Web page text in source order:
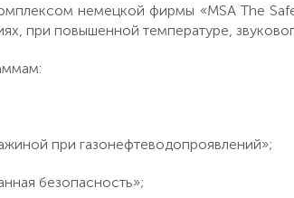
немецкой фирмы «MSA The
при повышенной температуре,
при газонефтеводопроявлений»;
безопасность»;